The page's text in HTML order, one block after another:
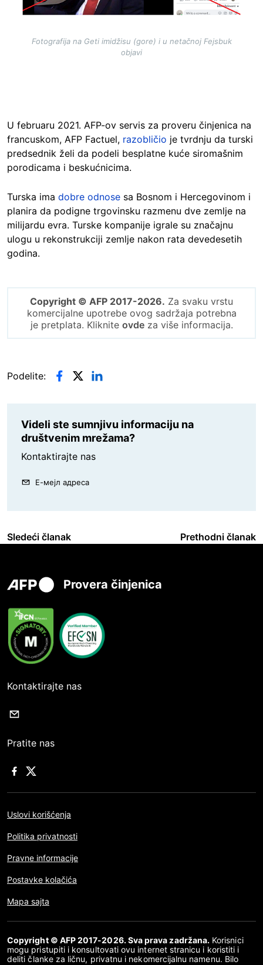
Fotografija na Geti imidžisu (gore) i u netačnoj Fejsbuk
objavi
U februaru 2021. AFP-ov servis za proveru činjenica na
francuskom, AFP Factuel, razobličio je tvrdnju da turski
predsednik želi da podeli besplatne kuće siromašnim
porodicama i beskućnicima.
Turska ima dobre odnose sa Bosnom i Hercegovinom i
planira da podigne trgovinsku razmenu dve zemlje na
milijardu evra. Turske kompanije igrale su značajnu
ulogu u rekonstrukciji zemlje nakon rata devedesetih
godina.
Copyright © AFP 2017-2026. Za svaku vrstu
komercijalne upotrebe ovog sadržaja potrebna
je pretplata. Kliknite ovdeza više informacija.
Podelite:
Videli ste sumnjivu informaciju na
društvenim mrežama?
Kontaktirajte nas
Е-мејл адреса
Sledeći članak Prethodni članak
Provera činjenica
Kontaktirajte nas
Pratite nas
Uslovi korišćenja
Politika privatnosti
Pravne informacije
Postavke kolačića
Mapa sajta
Copyright © AFP 2017-2026. Sva prava zadržana. Korisnici
mogu pristupiti i konsultovati ovu internet stranicu i koristiti i
deliti članke za ličnu, privatnu i nekomercijalnu namenu. Bilo